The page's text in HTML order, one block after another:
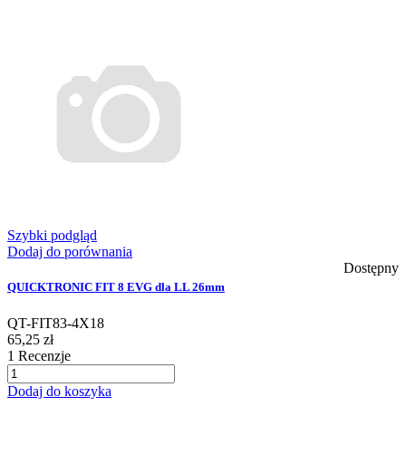
Szybki podgląd
Dodaj do porównania
Dostępny
QUICKTRONIC FIT 8 EVG dla LL 26mm
QT-FIT83-4X18
65,25 zł
1 Recenzje
Dodaj do koszyka